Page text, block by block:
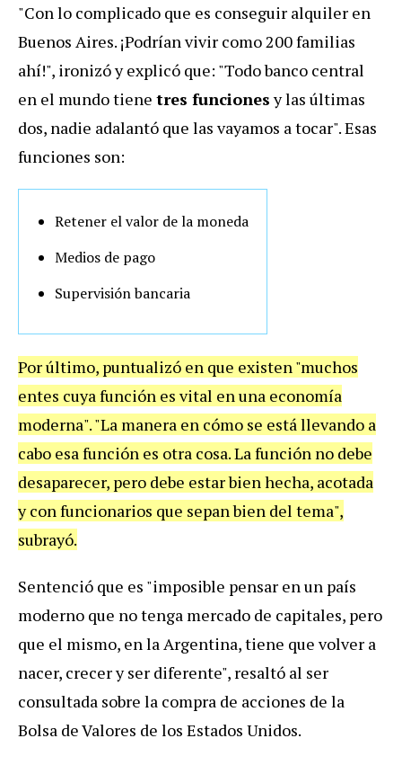
"Con lo complicado que es conseguir alquiler en
Buenos Aires. ¡Podrían vivir como 200 familias
ahí!", ironizó y explicó que: "Todo banco central
en el mundo tiene tres funcionesy las últimas
dos, nadie adalantó que las vayamos a tocar". Esas
funciones son:
Retener el valor de la moneda
Medios de pago
Supervisión bancaria
Por último, puntualizó en que existen "muchos
entes cuya función es vital en una economía
moderna". "La manera en cómo se está llevando a
cabo esa función es otra cosa. La función no debe
desaparecer, pero debe estar bien hecha, acotada
y con funcionarios que sepan bien del tema",
subrayó.
Sentenció que es "imposible pensar en un país
moderno que no tenga mercado de capitales, pero
que el mismo, en la Argentina, tiene que volver a
nacer, crecer y ser diferente", resaltó al ser
consultada sobre la compra de acciones de la
Bolsa de Valores de los Estados Unidos.